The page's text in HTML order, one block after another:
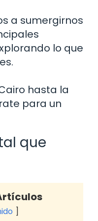
a sumergirnos
lo que
hasta la
para un
que